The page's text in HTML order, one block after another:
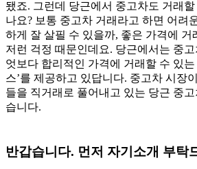
됐죠. 그런데 당근에서 중고차도 거래
나요? 보통 중고차 거래라고 하면 어려
하게 잘 살필 수 있을까, 좋은 가격에 거
저런 걱정 때문인데요. 당근에서는 중
엇보다 합리적인 가격에 거래할 수 있는
스’를 제공하고 있답니다. 중고차 시장
들을 직거래로 풀어내고 있는 당근 중
습니다.
반갑습니다. 먼저 자기소개 부탁